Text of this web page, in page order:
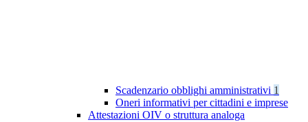
Scadenzario obblighi amministrativi 1
Oneri informativi per cittadini e imprese
Attestazioni OIV o struttura analoga